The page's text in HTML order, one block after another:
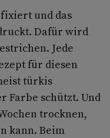
und das
Dafür wird
Jede
für diesen
türkis
Farbe schützt. Und
trocknen,
kann. Beim